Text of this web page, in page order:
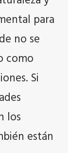
para
no se
como
Si
los
están